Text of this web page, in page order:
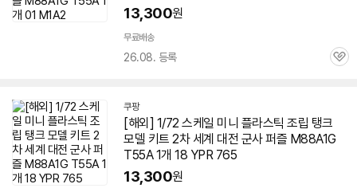
13,300원
무료배송
26.08. 등록
관
쿠팡
[해외] 1/72 스케일 미니 플라스틱 조립 탱크
모델 키트 2차 세계 대전 군사 퍼즐 M88A1G
T55A 1개 18 YPR 765
13,300원
세부정보 열기/접기